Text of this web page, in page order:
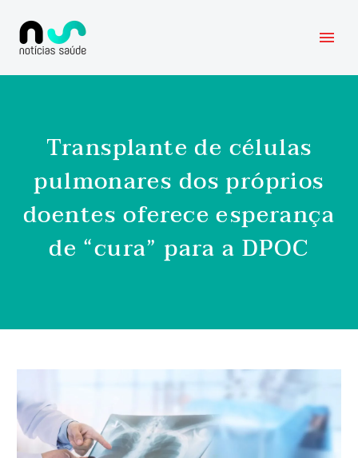
Transplante de células
pulmonares dos próprios
doentes oferece esperança
de “cura” para a DPOC